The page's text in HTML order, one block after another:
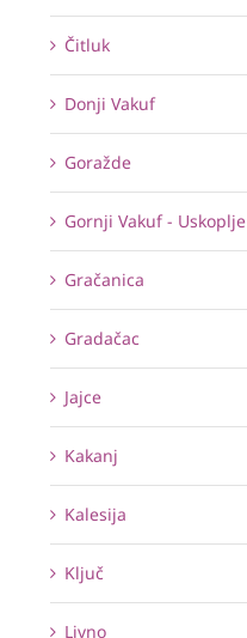
Čitluk
Donji Vakuf
Goražde
Gornji Vakuf - Uskoplje
Gračanica
Gradačac
Jajce
Kakanj
Kalesija
Ključ
Livno